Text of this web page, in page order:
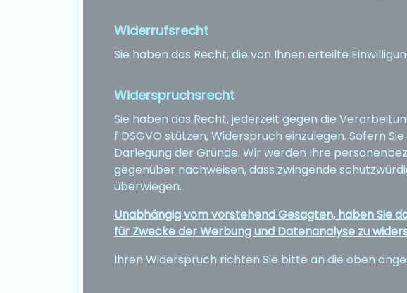
Widerrufsrecht
Sie haben das Recht, die von Ihnen erteilte
Widerspruchsrecht
Sie haben das Recht, jederzeit gegen die
f DSGVO stützen, Widerspruch einzulegen. Sofern
Darlegung der Gründe. Wir werden Ihre
gegenüber nachweisen, dass zwingende
überwiegen.
Unabhängig vom vorstehend Gesagten, haben Sie
für Zwecke der Werbung und Datenanalyse zu
Ihren Widerspruch richten Sie bitte an die oben